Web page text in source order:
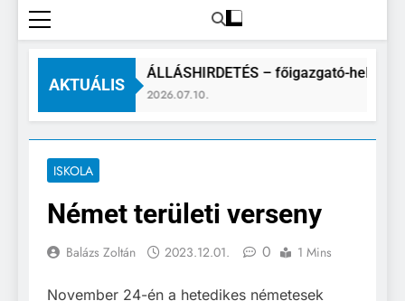
AKTUÁLIS
ÁLLÁSHIRDETÉS – főigazgató-helyettes
2026.07.10.
ISKOLA
Német területi verseny
Balázs Zoltán 2023.12.01. 0 1 Mins
November 24-én a hetedikes németesek